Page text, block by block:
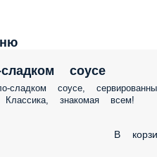
соусе
соусе,
знакомая всем!
В